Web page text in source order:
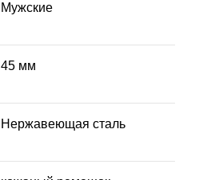
Мужские
45 мм
Hержавеющая сталь